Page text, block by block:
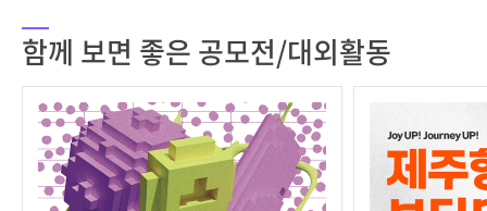
함께 보면 좋은 공모전/대외활동